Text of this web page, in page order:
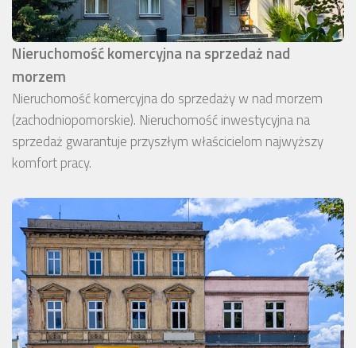
Nieruchomość komercyjna na sprzedaż nad
morzem
Nieruchomość komercyjna do sprzedaży w nad morzem
(zachodniopomorskie). Nieruchomość inwestycyjna na
sprzedaż gwarantuje przyszłym właścicielom najwyższy
komfort pracy.